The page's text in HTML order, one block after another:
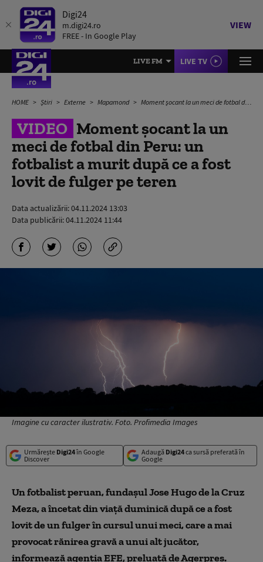
Digi24
m.digi24.ro
FREE - In Google Play
VIEW
LIVE FM LIVE TV
HOME Știri Externe Mapamond Moment șocant la un meci de fotbal din Peru: un fotbalist a murit după ce a fost lovit de fulger pe teren
VIDEO Moment șocant la un
meci de fotbal din Peru: un
fotbalist a murit după ce a fost
lovit de fulger pe teren
Data actualizării:04.11.2024 13:03
Data publicării:04.11.2024 11:44
Imagine cu caracter ilustrativ. Foto. Profimedia Images
Urmărește Digi24în Google
Discover
Adaugă Digi24ca sursă preferată în
Google
Un fotbalist peruan, fundaşul Jose Hugo de la Cruz
Meza, a încetat din viaţă duminică după ce a fost
lovit de un fulger în cursul unui meci, care a mai
provocat rănirea gravă a unui alt jucător,
informează agenţia EFE, preluată de Agerpres.